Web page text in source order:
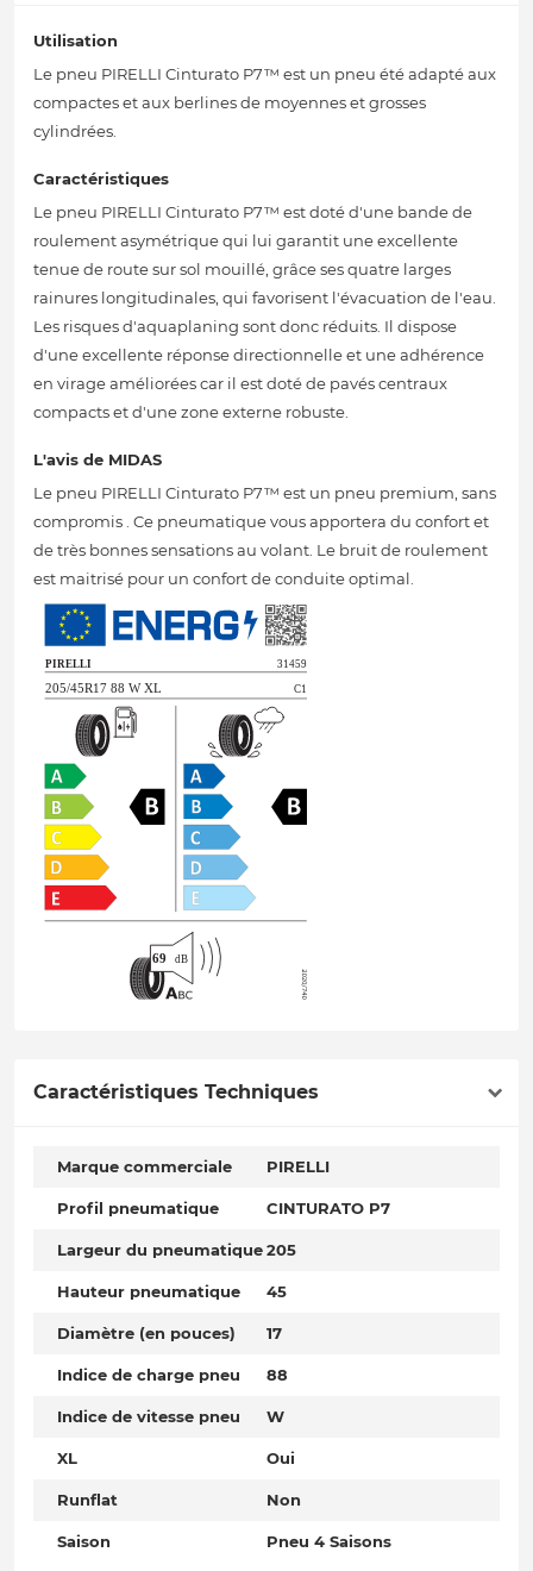
Utilisation
Le pneu PIRELLI Cinturato P7™ est un pneu été adapté aux
compactes et aux berlines de moyennes et grosses
cylindrées.
Caractéristiques
Le pneu PIRELLI Cinturato P7™ est doté d'une bande de
roulement asymétrique qui lui garantit une excellente
tenue de route sur sol mouillé, grâce ses quatre larges
rainures longitudinales, qui favorisent l'évacuation de l'eau.
Les risques d'aquaplaning sont donc réduits. Il dispose
d'une excellente réponse directionnelle et une adhérence
en virage améliorées car il est doté de pavés centraux
compacts et d'une zone externe robuste.
L'avis de MIDAS
Le pneu PIRELLI Cinturato P7™ est un pneu premium, sans
compromis . Ce pneumatique vous apportera du confort et
de très bonnes sensations au volant. Le bruit de roulement
est maitrisé pour un confort de conduite optimal.
Caractéristiques Techniques
Marque commerciale PIRELLI
Profil pneumatique CINTURATO P7
Largeur du pneumatique205
Hauteur pneumatique 45
Diamètre (en pouces) 17
Indice de charge pneu 88
Indice de vitesse pneu W
XL Oui
Runflat Non
Saison Pneu 4 Saisons